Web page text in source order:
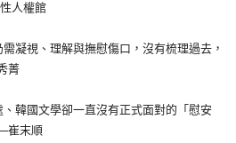
人權館
視、理解與撫慰傷口，沒有梳理過去，
菁
韓國文學卻一直沒有正式面對的「慰安
崔末順